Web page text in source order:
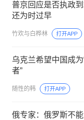
普京回应是否执政
还为时过早
竹欢与白桦林 打开APP
乌克兰希望中国成
者”
随性的韩 打开APP
俄专家：俄罗斯不